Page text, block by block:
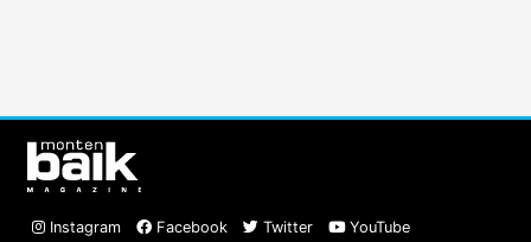
Instagram Facebook Twitter YouTube